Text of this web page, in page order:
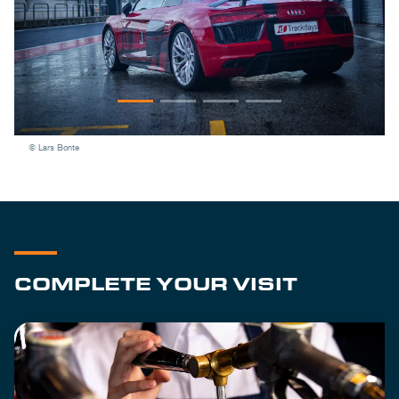
© Lars Bonte
COMPLETE YOUR VISIT